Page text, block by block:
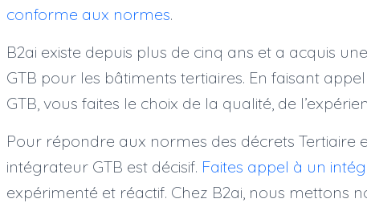
conforme aux normes.
B2ai existe depuis plus de cinq ans et a acquis
GTB pour les bâtiments tertiaires. En faisant
GTB, vous faites le choix de la qualité, de
Pour répondre aux normes des décrets Tertiaire
intégrateur GTB est décisif. Faites appel à un
expérimenté et réactif. Chez B2ai, nous mettons